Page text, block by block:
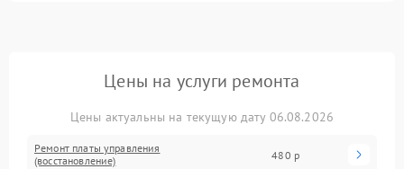
Цены на услуги ремонта
Цены актуальны на текущую дату 06.08.2026
Ремонт платы управления
(восстановление)
480 р